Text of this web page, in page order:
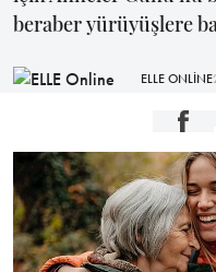
beraber yürüyüşlere
ELLE ONLİNE